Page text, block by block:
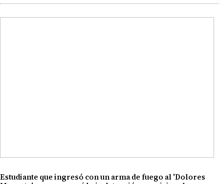
Estudiante que ingresó con un arma de fuego al 'Dolores